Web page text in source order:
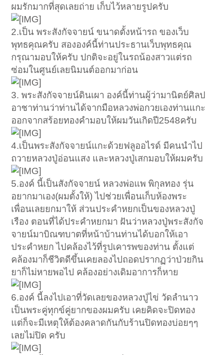
ผมรักมากที่สุดเลยถ่าย เก็บไว้หลายรูปครับ
2.เป็น พระสังกัจจายน์ ขนาดตั้งหน้ารถ ของเว็บ
พุทธคุณครับ สององค์นี้ท่านประธานเว็บพุทธคุณ
กรุณามอบให้ครับ ปกติจะอยู่ในรถน้องสาวแต่รถ
ซ่อมในศูนย์เลยนิมนต์ออกมาก่อน
3. พระสังกัจจายน์ดินเผา องค์นี้ท่านผู้ว่ามานิตย์ศิลป
อาชาท่านว่าท่านได้จากมือหลวงพ่อกวยเองท่านแกะ
ออกจากสร้อยทองคำมอบให้ผมวันเกิดปี2548ครับ
4.เป็นพระสังกัจจายน์แกะด้วยฟลูออไรด์ มีคนนำไป
ถวายหลวงปู่อ่อนแสง และหลวงปู่เสกมอบให้ผมครับ
5.องค์ นี้เป็นสังกัจจายน์ หลวงพ่อแพ พิกุลทอง รุ่น
อยากมาเอง(ผมตั้งให้) ไปช่วยเพื่อนเก็บห้องพระ
เพื่อนเลยยกมาให้ ส่วนประคำหยกเป็นของหลวงปู่
เรือง ตอนที่ได้ประคำหยกมา ฝันว่าหลวงปู่พระสังกัจ
จายน์มาบิณฑบาตที่หน้าบ้านท่านได้บอกให้เอา
ประคำหยก ไปคล้องไว้ที่รูปเคารพของท่าน ตั้งแต่
คล้องมาก็ชีวิตดีขึ้นเคยลองไปถอดปรากฏว่าป่วยกิน
ยาก็ไม่หายพอไป คล้องอย่างเดิมอาการก็หาย
6.องค์ นี้ลงไปเอาที่วัดเลยของหลวงปู่ไข่ วัดลำนาว
เป็นพระคู่ทุกข์คู่ยากของผมครับ เคยคิดจะปิดทอง
แต่ก็จะมีเหตุให้ต้องคลาดกันกับร้านปิดทองบ่อยๆๆ
เลยไม่ปิด ครับ